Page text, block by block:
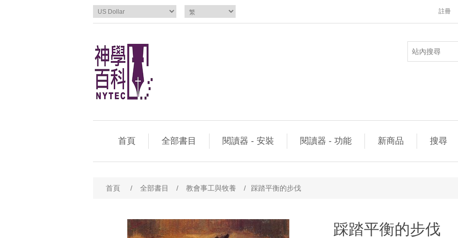
註冊
首頁 全部書目 閱讀器 - 安裝 閱讀器 - 功能 新商品 搜尋
首頁 / 全部書目 / 教會事工與牧養 / 踩踏平衡的步伐
踩踏平衡的步伐